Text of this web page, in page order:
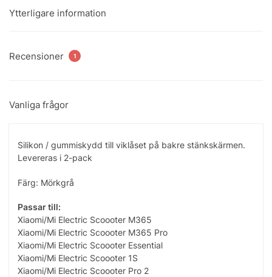
Ytterligare information
Recensioner 1
Vanliga frågor
Silikon / gummiskydd till viklåset på bakre stänkskärmen.
Levereras i 2-pack
Färg: Mörkgrå
Passar till:
Xiaomi/Mi Electric Scoooter M365
Xiaomi/Mi Electric Scoooter M365 Pro
Xiaomi/Mi Electric Scoooter Essential
Xiaomi/Mi Electric Scoooter 1S
Xiaomi/Mi Electric Scoooter Pro 2